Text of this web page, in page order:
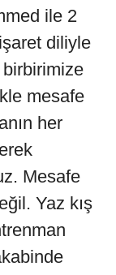
ile 2
diliyle
mesafe
her
Mesafe
Yaz kış